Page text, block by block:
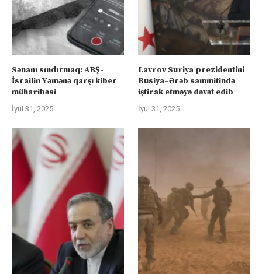
Sənanı sındırmaq: ABŞ-
İsrailin Yəmənə qarşı kiber
müharibəsi
İyul 31, 2025
Lavrov Suriya prezidentini
Rusiya–Ərəb sammitində
iştirak etməyə dəvət edib
İyul 31, 2025